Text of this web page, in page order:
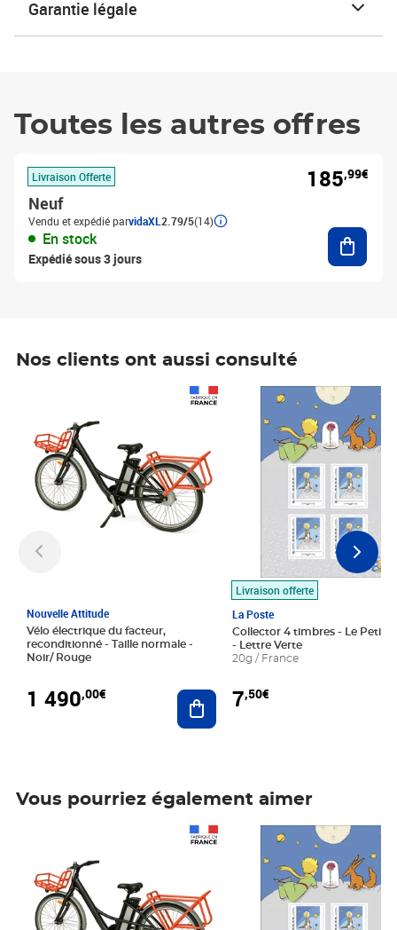
Garantie légale
Toutes les autres offres
Livraison Offerte
Neuf
Vendu et expédié parvidaXL 2.79/5(14)
En stock
Expédié sous 3 jours
185,99€
Nos clients ont aussi consulté
Nouvelle Attitude
Vélo électrique du facteur,
reconditionné - Taille normale -
Noir/ Rouge
1 490,00€ Ajouter au panier
Livraison offerte
La Poste
Collector 4 timbres - Le Petit
- Lettre Verte
20g / France
7,50€
Prix 7,50€
Vous pourriez également aimer
Prix 7,50€